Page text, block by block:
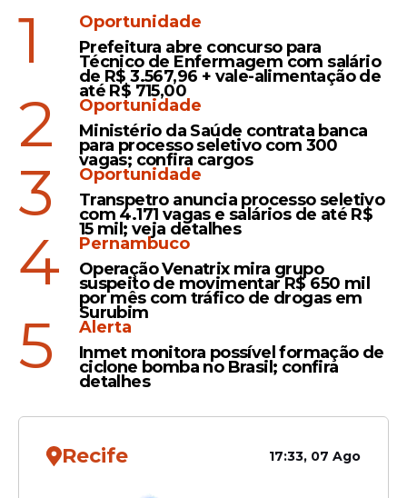
1
Oportunidade
Prefeitura abre concurso para
Técnico de Enfermagem com salário
de R$ 3.567,96 + vale-alimentação de
até R$ 715,00
2
Oportunidade
Ministério da Saúde contrata banca
para processo seletivo com 300
vagas; confira cargos
3
Oportunidade
Transpetro anuncia processo seletivo
com 4.171 vagas e salários de até R$
15 mil; veja detalhes
4
Pernambuco
Operação Venatrix mira grupo
suspeito de movimentar R$ 650 mil
por mês com tráfico de drogas em
Surubim
5
Alerta
Inmet monitora possível formação de
ciclone bomba no Brasil; confira
detalhes
Recife 17:33, 07 Ago